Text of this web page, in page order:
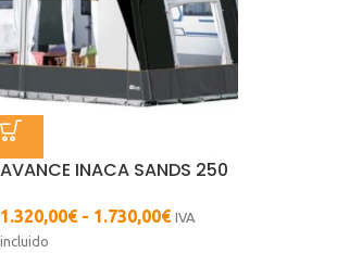
AVANCE INACA SANDS 250
1.320,00€ - 1.730,00€ IVA
incluido